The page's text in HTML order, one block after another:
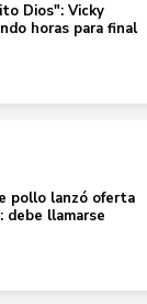
Dios": Vicky
horas para final
pollo lanzó oferta
llamarse